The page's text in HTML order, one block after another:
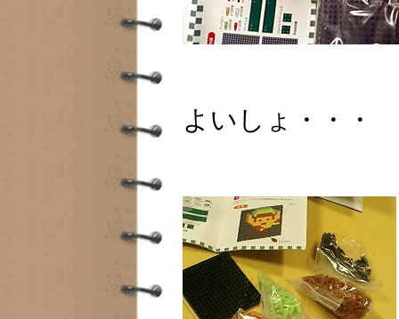
よいしょ・・・